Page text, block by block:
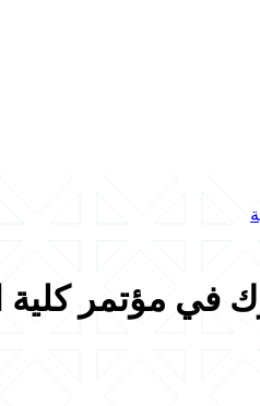
في مؤتمر كلية